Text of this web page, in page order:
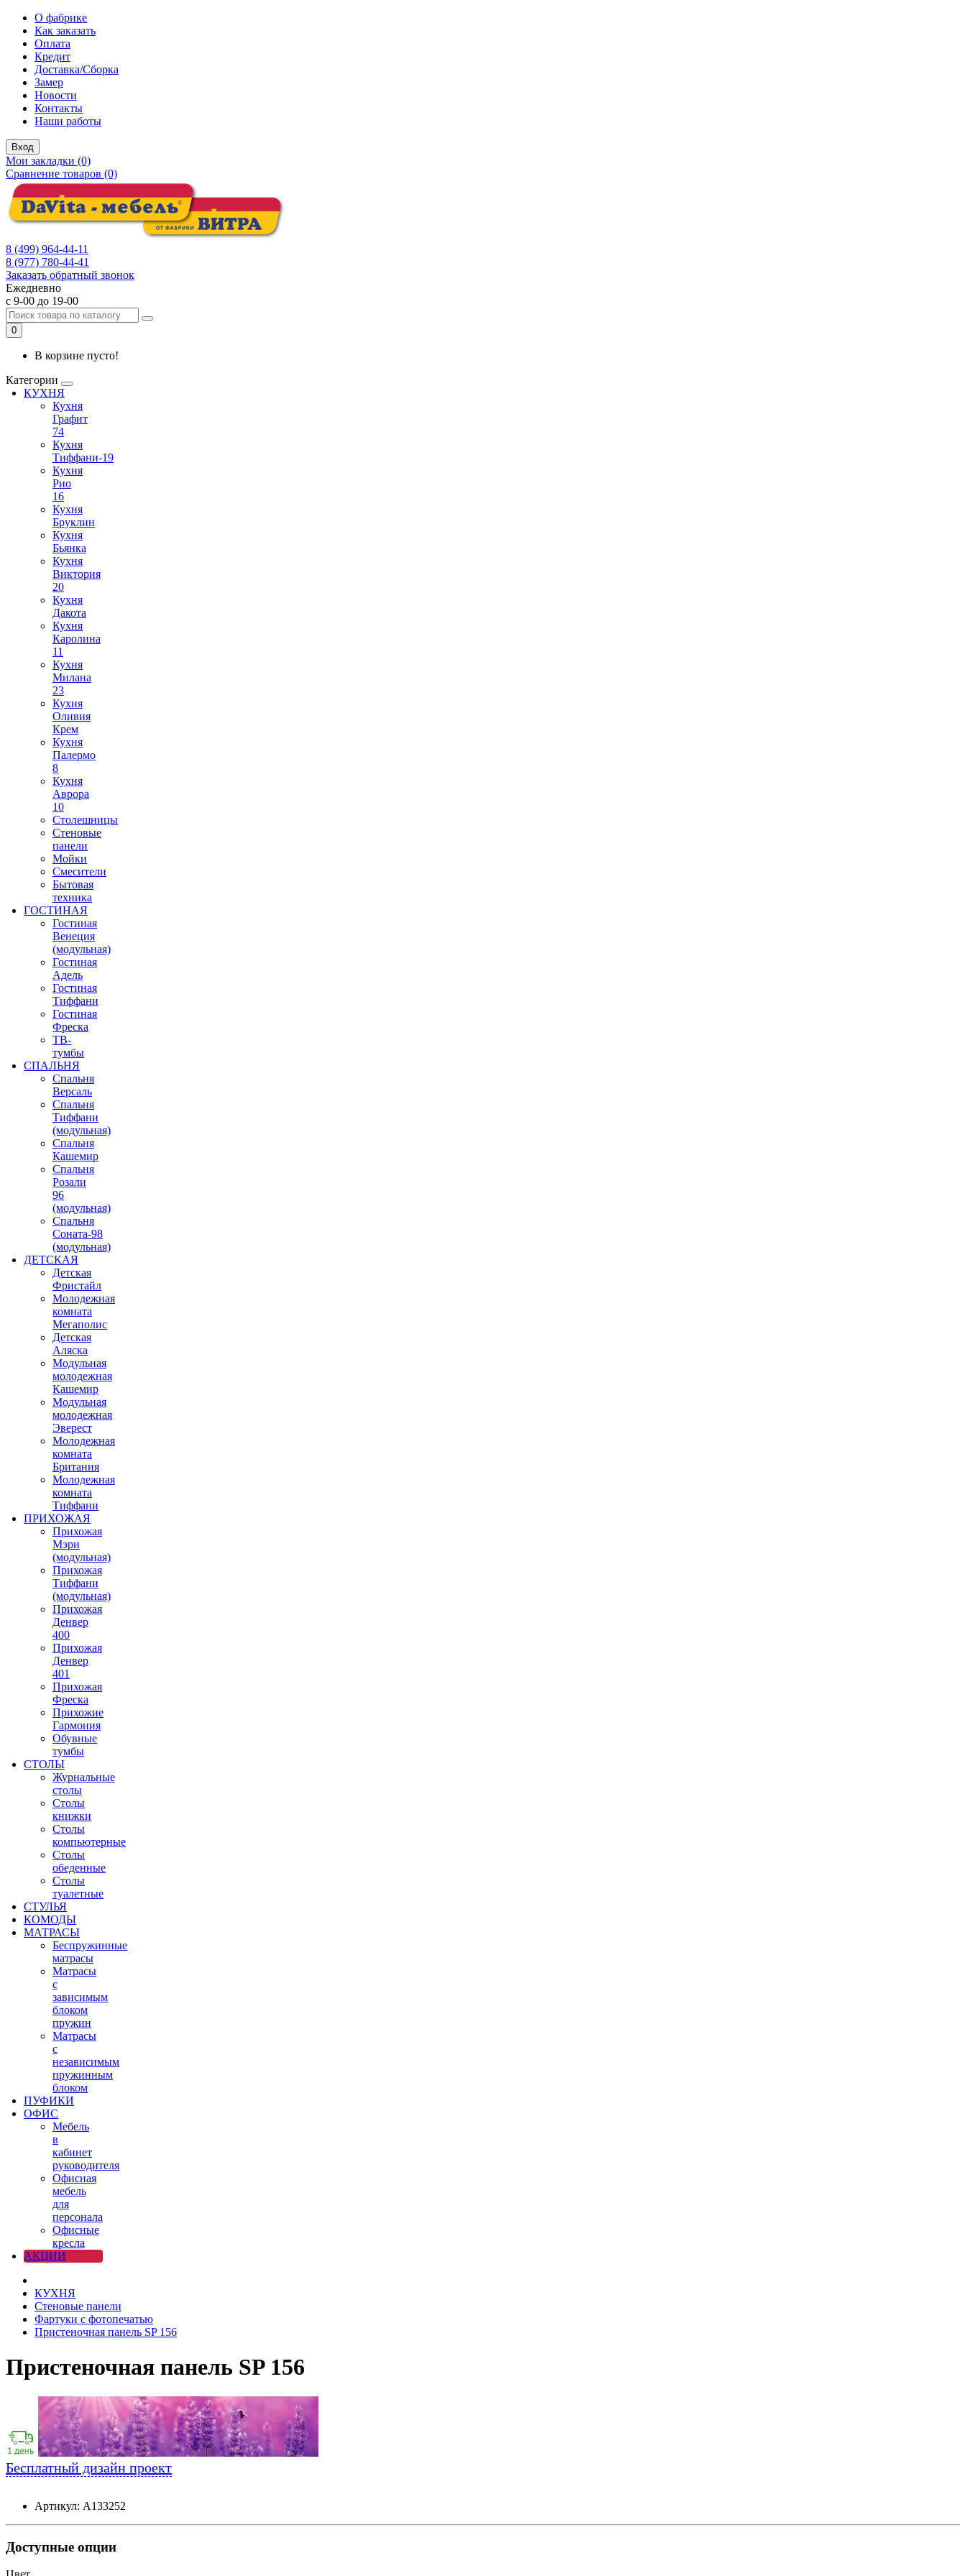
О фабрике
Как заказать
Оплата
Кредит
Доставка/Сборка
Замер
Новости
Контакты
Наши работы
Вход
Мои закладки (0)
Сравнение товаров (0)
8 (499) 964-44-11
8 (977) 780-44-41
Заказать обратный звонок
Ежедневно
с 9-00 до 19-00
0
В корзине пусто!
Категории
КУХНЯ
Кухня
Графит
74
Кухня
Тиффани-19
Кухня
Рио
16
Кухня
Бруклин
Кухня
Бьянка
Кухня
Виктория
20
Кухня
Дакота
Кухня
Каролина
11
Кухня
Милана
23
Кухня
Оливия
Крем
Кухня
Палермо
8
Кухня
Аврора
10
Столешницы
Стеновые
панели
Мойки
Смесители
Бытовая
техника
ГОСТИНАЯ
Гостиная
Венеция
(модульная)
Гостиная
Адель
Гостиная
Тиффани
Гостиная
Фреска
ТВ-
тумбы
СПАЛЬНЯ
Спальня
Версаль
Спальня
Тиффани
(модульная)
Спальня
Кашемир
Спальня
Розали
96
(модульная)
Спальня
Соната-98
(модульная)
ДЕТСКАЯ
Детская
Фристайл
Молодежная
комната
Мегаполис
Детская
Аляска
Модульная
молодежная
Кашемир
Модульная
молодежная
Эверест
Молодежная
комната
Британия
Молодежная
комната
Тиффани
ПРИХОЖАЯ
Прихожая
Мэри
(модульная)
Прихожая
Тиффани
(модульная)
Прихожая
Денвер
400
Прихожая
Денвер
401
Прихожая
Фреска
Прихожие
Гармония
Обувные
тумбы
СТОЛЫ
Журнальные
столы
Столы
книжки
Столы
компьютерные
Столы
обеденные
Столы
туалетные
СТУЛЬЯ
КОМОДЫ
МАТРАСЫ
Беспружинные
матрасы
Матрасы
с
зависимым
блоком
пружин
Матрасы
с
независимым
пружинным
блоком
ПУФИКИ
ОФИС
Мебель
в
кабинет
руководителя
Офисная
мебель
для
персонала
Офисные
кресла
АКЦИИ
КУХНЯ
Стеновые панели
Фартуки с фотопечатью
Пристеночная панель SP 156
Пристеночная панель SP 156
Бесплатный дизайн проект
Артикул: А133252
Доступные опции